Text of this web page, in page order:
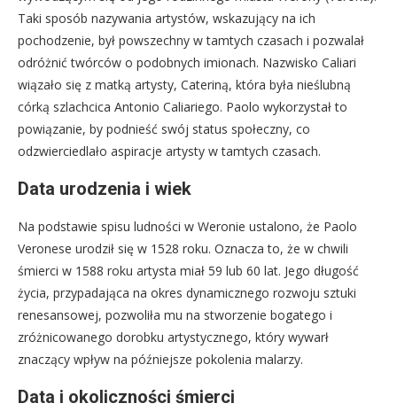
Taki sposób nazywania artystów, wskazujący na ich
pochodzenie, był powszechny w tamtych czasach i pozwalał
odróżnić twórców o podobnych imionach. Nazwisko Caliari
wiązało się z matką artysty, Cateriną, która była nieślubną
córką szlachcica Antonio Caliariego. Paolo wykorzystał to
powiązanie, by podnieść swój status społeczny, co
odzwierciedlało aspiracje artysty w tamtych czasach.
Data urodzenia i wiek
Na podstawie spisu ludności w Weronie ustalono, że Paolo
Veronese urodził się w 1528 roku. Oznacza to, że w chwili
śmierci w 1588 roku artysta miał 59 lub 60 lat. Jego długość
życia, przypadająca na okres dynamicznego rozwoju sztuki
renesansowej, pozwoliła mu na stworzenie bogatego i
zróżnicowanego dorobku artystycznego, który wywarł
znaczący wpływ na późniejsze pokolenia malarzy.
Data i okoliczności śmierci